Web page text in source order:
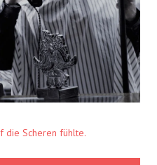
die Scheren fühlte.